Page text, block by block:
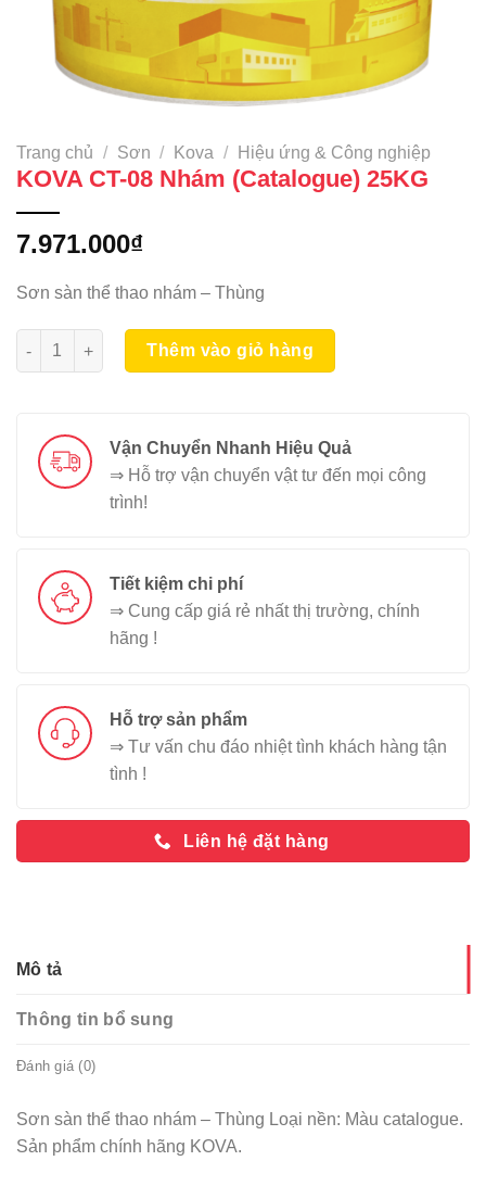
Trang chủ / Sơn / Kova / Hiệu ứng & Công nghiệp
KOVA CT-08 Nhám (Catalogue) 25KG
7.971.000₫
Sơn sàn thể thao nhám – Thùng
KOVA CT-08 Nhám (Catalogue) 25KG số lượng
Thêm vào giỏ hàng
Vận Chuyển Nhanh Hiệu Quả
⇒ Hỗ trợ vận chuyển vật tư đến mọi công
trình!
Tiết kiệm chi phí
⇒ Cung cấp giá rẻ nhất thị trường, chính
hãng !
Hỗ trợ sản phẩm
⇒ Tư vấn chu đáo nhiệt tình khách hàng tận
tình !
Liên hệ đặt hàng
Mô tả
Thông tin bổ sung
Đánh giá (0)
Sơn sàn thể thao nhám – Thùng Loại nền: Màu catalogue.
Sản phẩm chính hãng KOVA.